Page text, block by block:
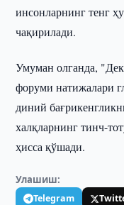
инсонларнинг тенг
чақирилади.
Умуман олганда,
форуми натижалари
диний
халқларнинг тинч-
ҳисса қўшади.
Улашиш:
Telegram